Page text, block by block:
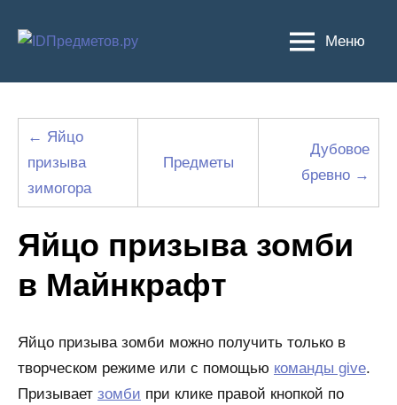
Меню
← Яйцо
призыва
зимогора
Предметы
Дубовое
бревно →
Яйцо призыва зомби
в Майнкрафт
Яйцо призыва зомби можно получить только в
творческом режиме или с помощью команды give.
Призывает зомби при клике правой кнопкой по